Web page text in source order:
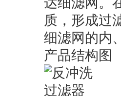
质，形成过
细滤网的内
产品结构图